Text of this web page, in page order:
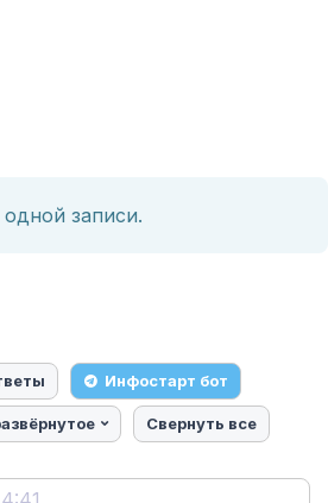
записи.
Инфостарт бот
Свернуть все